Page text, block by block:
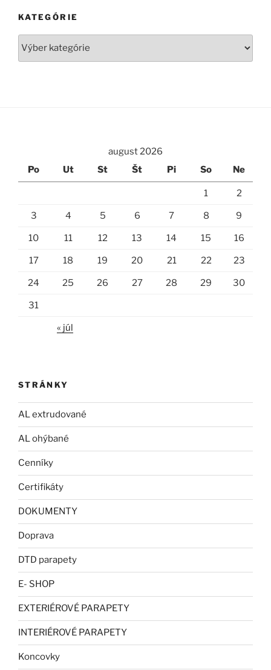
KATEGÓRIE
august 2026
Po
Ut St Št Pi So Ne
1 2
3 4 5 6 7 8 9
10 11 12 13 14 15 16
17 18 19 20 21 22 23
24 25 26 27 28 29 30
31
« júl
STRÁNKY
AL extrudované
AL ohýbané
Cenníky
Certifikáty
DOKUMENTY
Doprava
DTD parapety
E- SHOP
EXTERIÉROVÉ PARAPETY
INTERIÉROVÉ PARAPETY
Koncovky